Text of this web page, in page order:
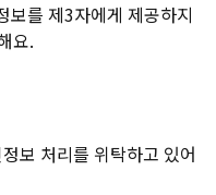
보를 제3자에게 제공하지
요.
보 처리를 위탁하고 있어